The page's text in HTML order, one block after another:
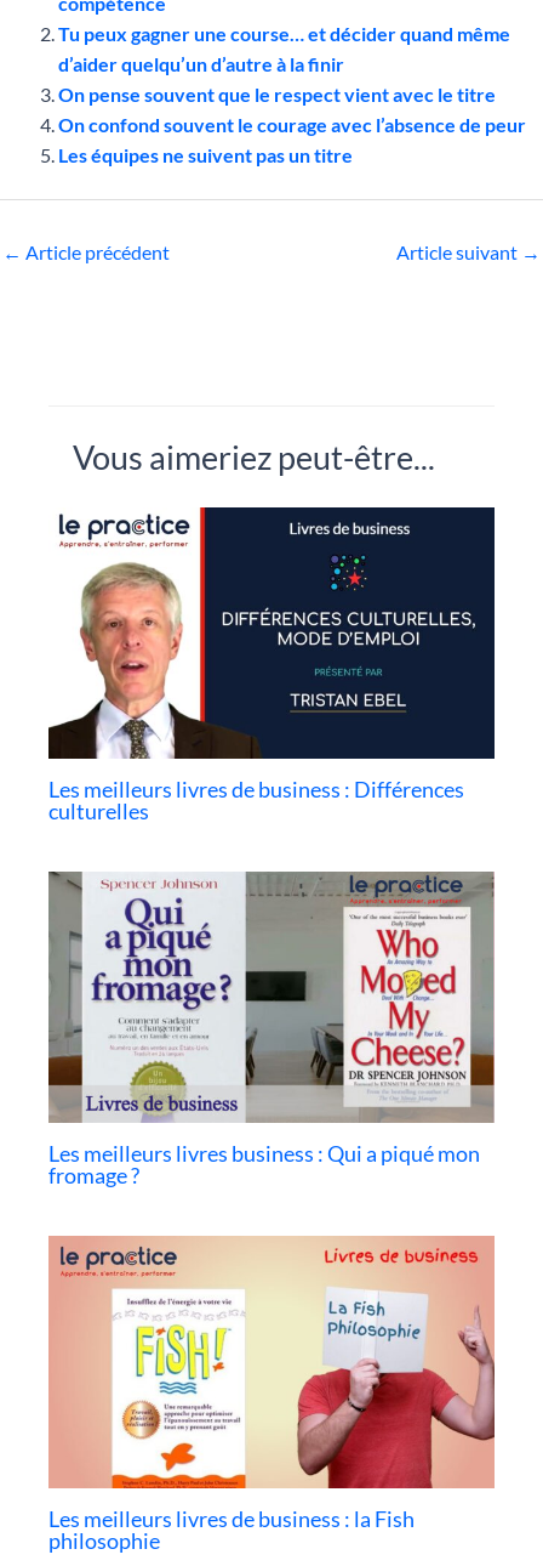
Tu peux gagner une course… et décider quand même
d’aider quelqu’un d’autre à la finir
On pense souvent que le respect vient avec le titre
On confond souvent le courage avec l’absence de peur
Les équipes ne suivent pas un titre
← Article précédent Article suivant →
Vous aimeriez peut-être...
Les meilleurs livres de business : Différences
culturelles
Les meilleurs livres business : Qui a piqué mon
fromage ?
Les meilleurs livres de business : la Fish
philosophie